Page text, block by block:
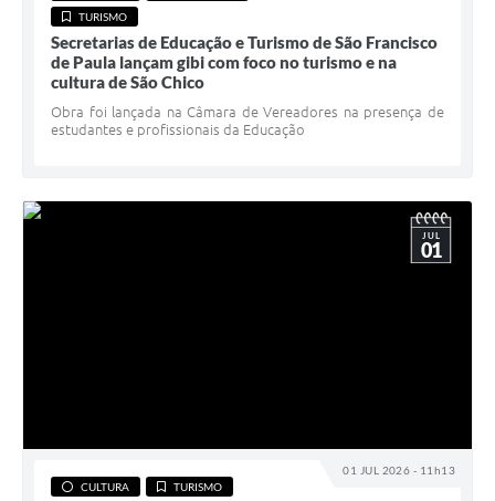
TURISMO
Secretarias de Educação e Turismo de São Francisco
de Paula lançam gibi com foco no turismo e na
cultura de São Chico
Obra foi lançada na Câmara de Vereadores na presença de
estudantes e profissionais da Educação
01 JUL 2026 - 11h13
JUL
01
CULTURA TURISMO